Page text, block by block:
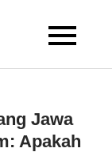
Jawa
Apakah